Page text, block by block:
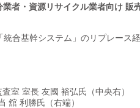
業者・資源リサイクル業者向け 販
合基幹システム」のリプレース
室 室長 友國 裕弘氏（中央右）
舘 利勝氏（右端）